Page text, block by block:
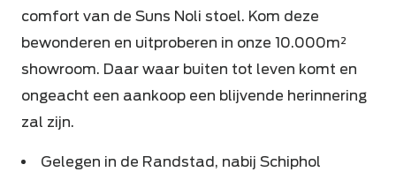
comfort van de Suns Noli stoel. Kom deze
bewonderen en uitproberen in onze 10.000m²
showroom. Daar waar buiten tot leven komt en
ongeacht een aankoop een blijvende herinnering
zal zijn.
Gelegen in de Randstad, nabij Schiphol